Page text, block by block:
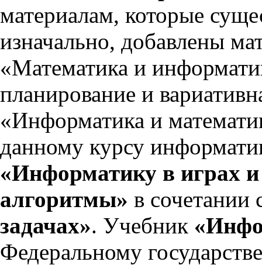
материалам, которые
изначально, добавлены
«Математика и
планирование и
«Информатика и
данному курсу
«Информатику в играх и
алгоритмы» в сочетании
задачах». Учебник
Федеральному